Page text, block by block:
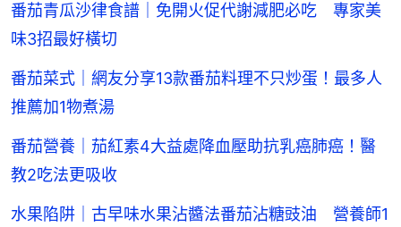
番茄青瓜沙律食譜｜免開火促代謝減肥必吃 專家美
味3招最好橫切
番茄菜式｜網友分享13款番茄料理不只炒蛋！最多人
推薦加1物煮湯
番茄營養｜茄紅素4大益處降血壓助抗乳癌肺癌！醫
教2吃法更吸收
水果陷阱｜古早味水果沾醬法番茄沾糖豉油 營養師1